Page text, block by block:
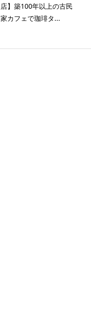
店】築100年以上の古民
家カフェで珈琲タ...